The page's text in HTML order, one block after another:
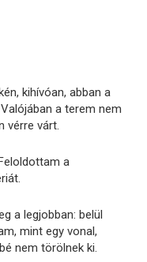
kihívóan, abban a
a terem nem
vérre várt.
a
a legjobban: belül
mint egy vonal,
nem törölnek ki.